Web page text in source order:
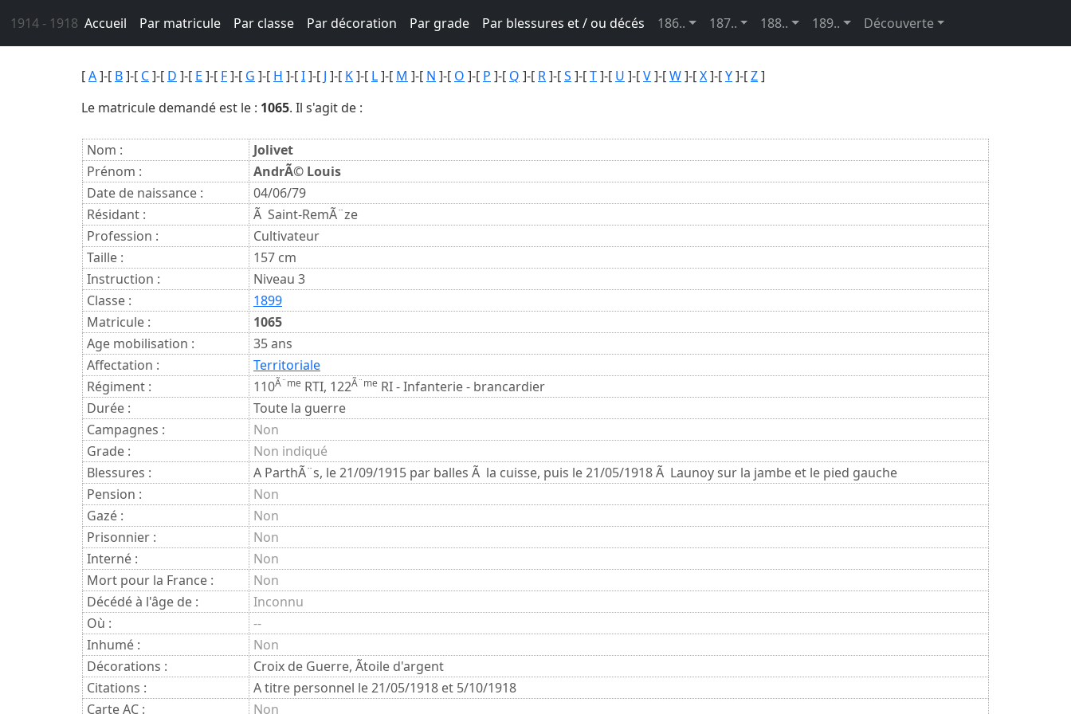
1914 - 1918 Accueil Par matricule Par classe Par décoration Par grade Par blessures et / ou décés 186.. 187.. 188.. 189.. Découverte
[A]-[ B]-[ C]-[ D ]-[ E ]-[ F]-[ G ]-[ H ]-[I]-[ J ]-[ K]-[ L]-[ M ]-[ N ]-[ O ]-[ P ]-[ Q ]-[ R]-[S ]-[T]-[ U ]-[V]-[W]-[X]-[Y]-[Z]
Le matricule demandé est le : 1065. Il s'agit de :
Nom :
Jolivet
Prénom :
AndrÃ© Louis
Date de naissance :
04/06/79
Résidant :
Ã Saint-RemÃ¨ze
Profession :
Cultivateur
Taille :
157 cm
Instruction :
Niveau 3
Classe :
1899
Matricule :
1065
Age mobilisation :
35 ans
Affectation :
Territoriale
Régiment :
110Ã¨me RTI, 122Ã¨me RI - Infanterie - brancardier
Durée :
Toute la guerre
Campagnes :
Non
Grade :
Non indiqué
Blessures :
A ParthÃ¨s, le 21/09/1915 par balles Ã la cuisse, puis le 21/05/1918 Ã Launoy sur la jambe et le pied gauche
Pension :
Non
Gazé :
Non
Prisonnier :
Non
Interné :
Non
Mort pour la France :
Non
Décédé à l'âge de :
Inconnu
Où :
--
Inhumé :
Non
Décorations :
Croix de Guerre, Ãtoile d'argent
Citations :
A titre personnel le 21/05/1918 et 5/10/1918
Carte AC :
Non